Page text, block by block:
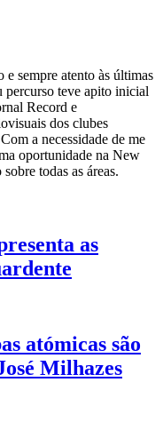
sempre atento às últimas
percurso teve apito inicial
Record e
dos clubes
a necessidade de me
oportunidade na New
todas as áreas.
as
atómicas são
Milhazes